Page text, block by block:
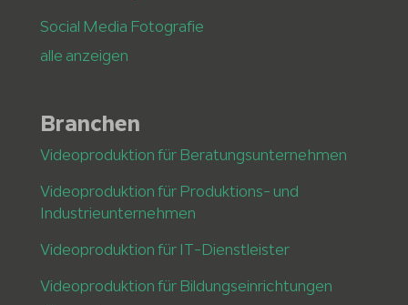
Social Media Fotografie
alle anzeigen
Branchen
Videoproduktion für Beratungsunternehmen
Videoproduktion für Produktions- und
Industrieunternehmen
Videoproduktion für IT-Dienstleister
Videoproduktion für Bildungseinrichtungen